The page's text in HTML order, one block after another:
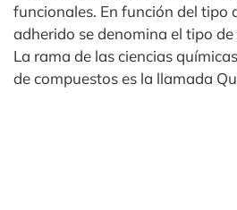
funcionales. En función del tipo
adherido se denomina el tipo
La rama de las ciencias
de compuestos es la llamada